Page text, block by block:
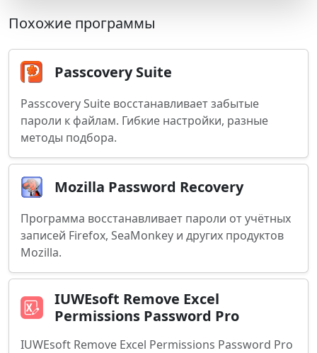
Похожие программы
Passcovery Suite
Passcovery Suite восстанавливает забытые
пароли к файлам. Гибкие настройки, разные
методы подбора.
Mozilla Password Recovery
Программа восстанавливает пароли от учётных
записей Firefox, SeaMonkey и других продуктов
Mozilla.
IUWEsoft Remove Excel
Permissions Password Pro
IUWEsoft Remove Excel Permissions Password Pro